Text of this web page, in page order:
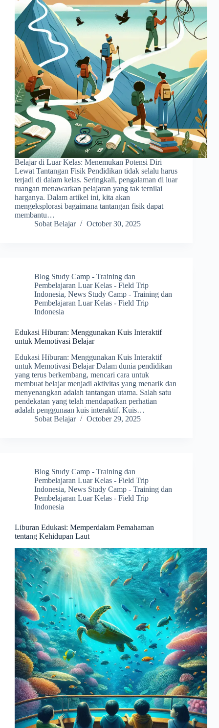
Belajar di Luar Kelas: Menemukan Potensi Diri
Lewat Tantangan Fisik Pendidikan tidak selalu harus
terjadi di dalam kelas. Seringkali, pengalaman di luar
ruangan menawarkan pelajaran yang tak ternilai
harganya. Dalam artikel ini, kita akan
mengeksplorasi bagaimana tantangan fisik dapat
membantu…
Sobat Belajar
October 30, 2025
Blog Study Camp - Training dan
Pembelajaran Luar Kelas - Field Trip
Indonesia, News Study Camp - Training dan
Pembelajaran Luar Kelas - Field Trip
Indonesia
Edukasi Hiburan: Menggunakan Kuis Interaktif
untuk Memotivasi Belajar
Edukasi Hiburan: Menggunakan Kuis Interaktif
untuk Memotivasi Belajar Dalam dunia pendidikan
yang terus berkembang, mencari cara untuk
membuat belajar menjadi aktivitas yang menarik dan
menyenangkan adalah tantangan utama. Salah satu
pendekatan yang telah mendapatkan perhatian
adalah penggunaan kuis interaktif. Kuis…
Sobat Belajar
October 29, 2025
Blog Study Camp - Training dan
Pembelajaran Luar Kelas - Field Trip
Indonesia, News Study Camp - Training dan
Pembelajaran Luar Kelas - Field Trip
Indonesia
Liburan Edukasi: Memperdalam Pemahaman
tentang Kehidupan Laut